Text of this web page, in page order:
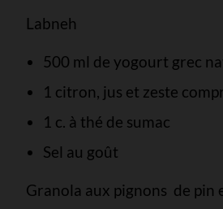
Labneh
500 ml de yogourt grec
1 citron, jus et zeste
1 c. à thé de sumac
Sel au goût
Granola aux pignons de pin